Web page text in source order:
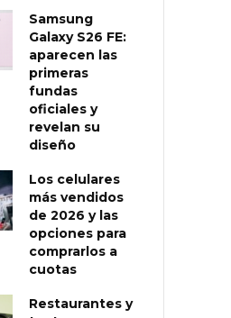
Samsung
Galaxy S26 FE:
aparecen las
primeras
fundas
oficiales y
revelan su
diseño
Los celulares
más vendidos
de 2026 y las
opciones para
comprarlos a
cuotas
Restaurantes y